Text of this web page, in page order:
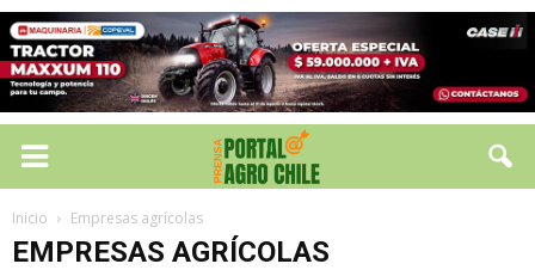
Inicio Empresas agrícolas
EMPRESAS AGRÍCOLAS
Un salto hacia el futuro: Empresas Iansa
inaugura su nuevo centro de distribución